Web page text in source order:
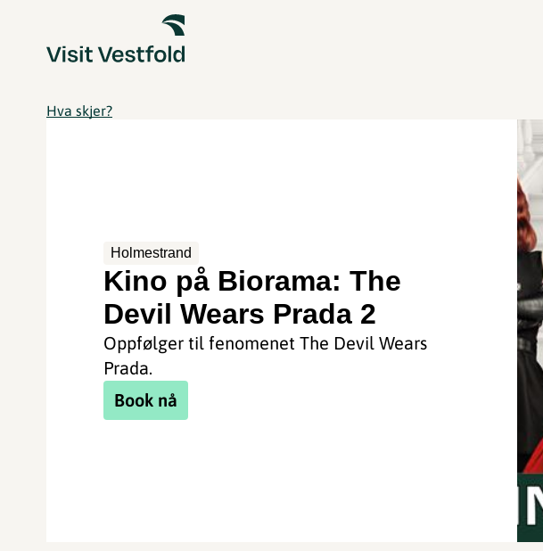
Hva skjer?
Holmestrand
Kino på Biorama: The
Devil Wears Prada 2
Oppfølger til fenomenet The Devil Wears
Prada.
Book nå